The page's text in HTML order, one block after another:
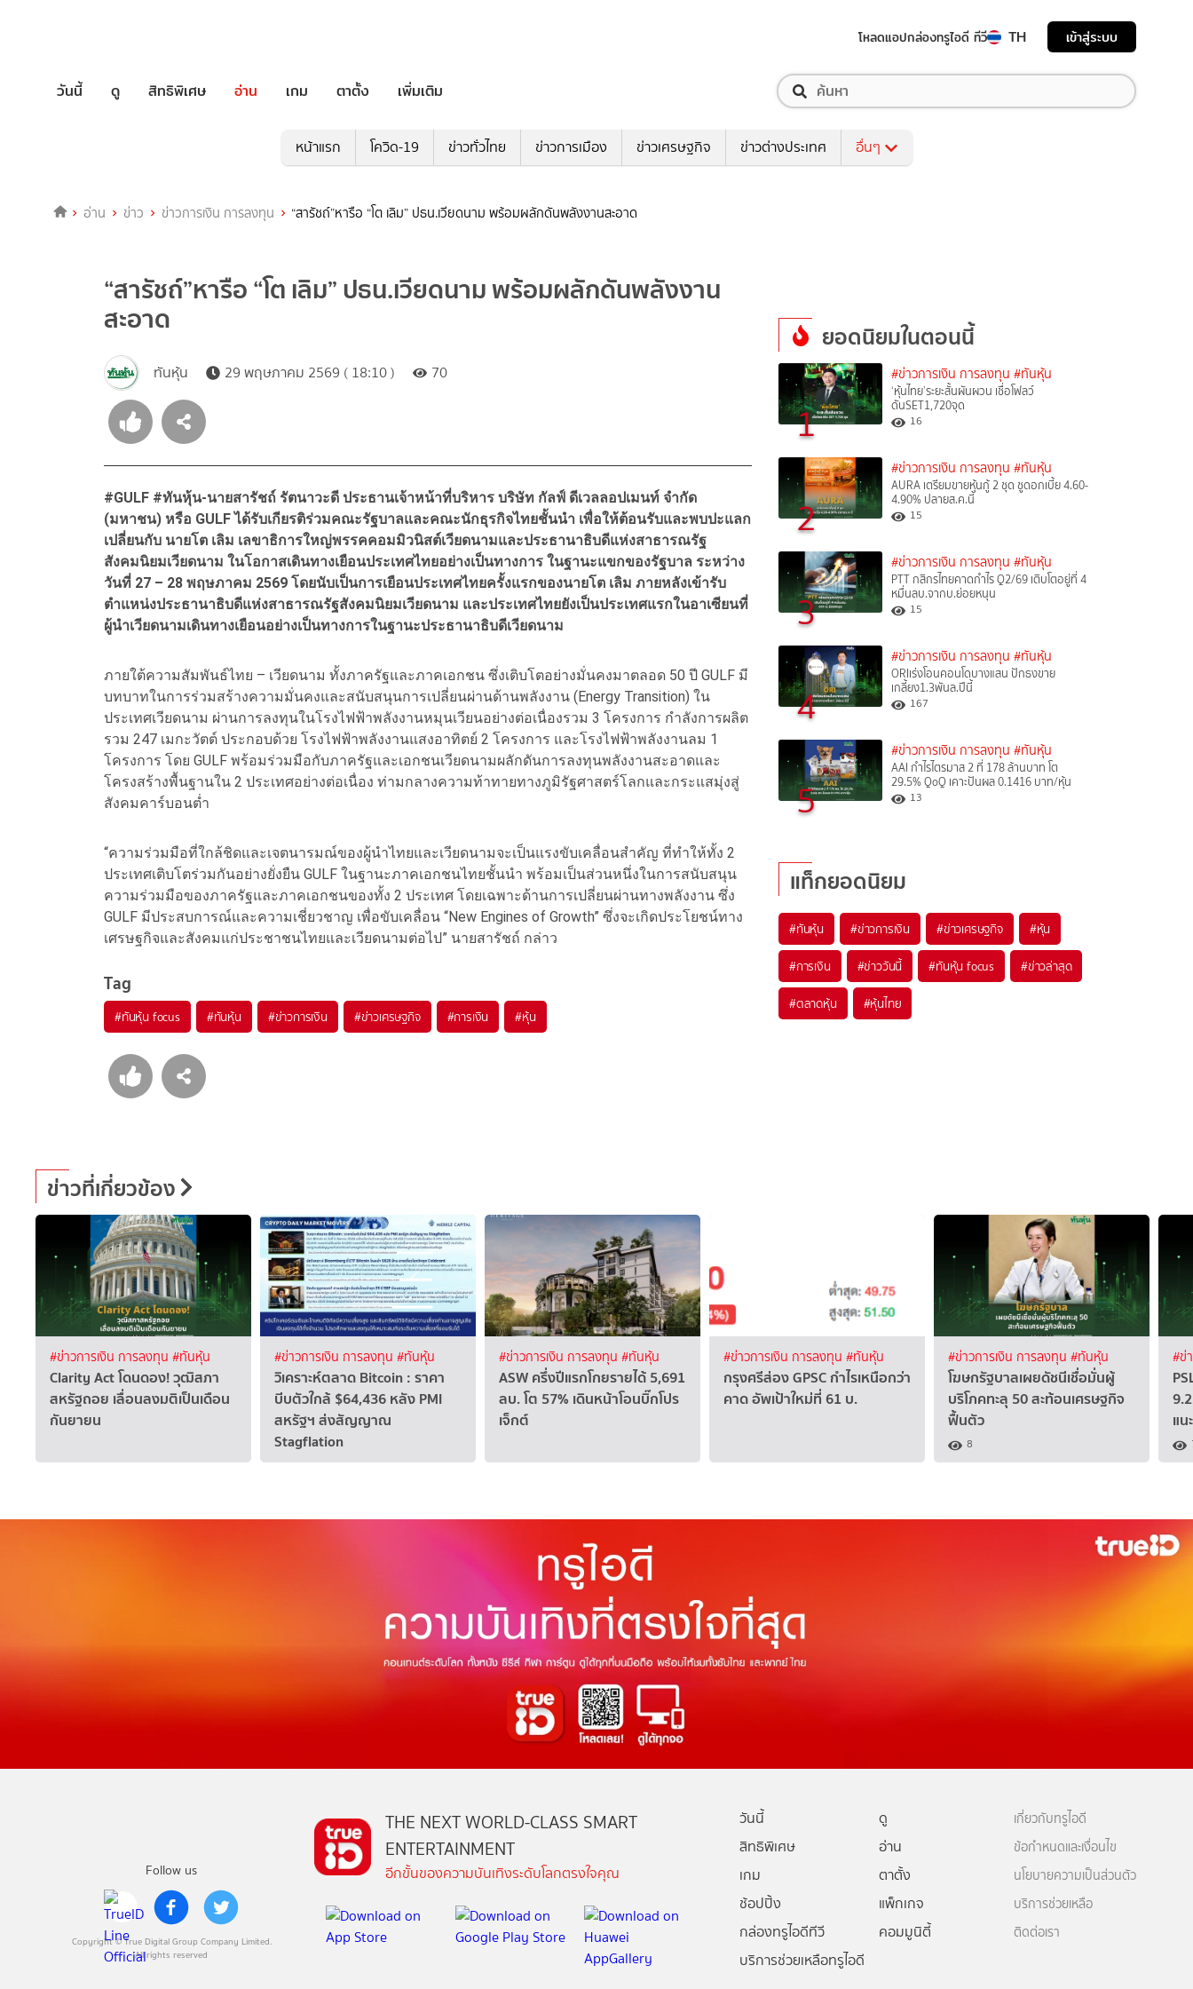
โหลดแอปกล่องทรูไอดี ทีวี TH เข้าสู่ระบบ
วันนี้ ดู สิทธิพิเศษ อ่าน เกม ตาตั้ง เพิ่มเติม
หน้าแรก โควิด-19 ข่าวทั่วไทย ข่าวการเมือง ข่าวเศรษฐกิจ ข่าวต่างประเทศ อื่นๆ
อ่าน ข่าว ข่าวการเงิน การลงทุน “สารัชถ์”หารือ “โต เลิม” ปธน.เวียดนาม พร้อมผลักดันพลังงานสะอาด
“สารัชถ์”หารือ “โต เลิม” ปธน.เวียดนาม พร้อมผลักดันพลังงาน
สะอาด
ทันหุ้น 29 พฤษภาคม 2569 ( 18:10 ) 70
#GULF #ทันหุ้น-นายสารัชถ์ รัตนาวะดี ประธานเจ้าหน้าที่บริหาร บริษัท กัลฟ์ ดีเวลลอปเมนท์ จำกัด
(มหาชน) หรือ GULF ได้รับเกียรติร่วมคณะรัฐบาลและคณะนักธุรกิจไทยชั้นนำ เพื่อให้ต้อนรับและพบปะแลก
เปลี่ยนกับ นายโต เลิม เลขาธิการใหญ่พรรคคอมมิวนิสต์เวียดนามและประธานาธิบดีแห่งสาธารณรัฐ
สังคมนิยมเวียดนาม ในโอกาสเดินทางเยือนประเทศไทยอย่างเป็นทางการ ในฐานะแขกของรัฐบาล ระหว่าง
วันที่ 27 – 28 พฤษภาคม 2569 โดยนับเป็นการเยือนประเทศไทยครั้งแรกของนายโต เลิม ภายหลังเข้ารับ
ตำแหน่งประธานาธิบดีแห่งสาธารณรัฐสังคมนิยมเวียดนาม และประเทศไทยยังเป็นประเทศแรกในอาเซียนที่
ผู้นำเวียดนามเดินทางเยือนอย่างเป็นทางการในฐานะประธานาธิบดีเวียดนาม
ภายใต้ความสัมพันธ์ไทย – เวียดนาม ทั้งภาครัฐและภาคเอกชน ซึ่งเติบโตอย่างมั่นคงมาตลอด 50 ปี GULF มี
บทบาทในการร่วมสร้างความมั่นคงและสนับสนุนการเปลี่ยนผ่านด้านพลังงาน (Energy Transition) ใน
ประเทศเวียดนาม ผ่านการลงทุนในโรงไฟฟ้าพลังงานหมุนเวียนอย่างต่อเนื่องรวม 3 โครงการ กำลังการผลิต
รวม 247 เมกะวัตต์ ประกอบด้วย โรงไฟฟ้าพลังงานแสงอาทิตย์ 2 โครงการ และโรงไฟฟ้าพลังงานลม 1
โครงการ โดย GULF พร้อมร่วมมือกับภาครัฐและเอกชนเวียดนามผลักดันการลงทุนพลังงานสะอาดและ
โครงสร้างพื้นฐานใน 2 ประเทศอย่างต่อเนื่อง ท่ามกลางความท้าทายทางภูมิรัฐศาสตร์โลกและกระแสมุ่งสู่
สังคมคาร์บอนต่ำ
“ความร่วมมือที่ใกล้ชิดและเจตนารมณ์ของผู้นำไทยและเวียดนามจะเป็นแรงขับเคลื่อนสำคัญ ที่ทำให้ทั้ง 2
ประเทศเติบโตร่วมกันอย่างยั่งยืน GULF ในฐานะภาคเอกชนไทยชั้นนำ พร้อมเป็นส่วนหนึ่งในการสนับสนุน
ความร่วมมือของภาครัฐและภาคเอกชนของทั้ง 2 ประเทศ โดยเฉพาะด้านการเปลี่ยนผ่านทางพลังงาน ซึ่ง
GULF มีประสบการณ์และความเชี่ยวชาญ เพื่อขับเคลื่อน “New Engines of Growth” ซึ่งจะเกิดประโยชน์ทาง
เศรษฐกิจและสังคมแก่ประชาชนไทยและเวียดนามต่อไป” นายสารัชถ์ กล่าว
Tag
#ทันหุ้น focus #ทันหุ้น #ข่าวการเงิน #ข่าวเศรษฐกิจ #การเงิน #หุ้น
ยอดนิยมในตอนนี้
1
#ข่าวการเงิน การลงทุน #ทันหุ้น
‘หุ้นไทย’ระยะสั้นผันผวน เชื่อโฟลว์
ดันSET1,720จุด
16
2
#ข่าวการเงิน การลงทุน #ทันหุ้น
AURA เตรียมขายหุ้นกู้ 2 ชุด ชูดอกเบี้ย 4.60-
4.90% ปลายส.ค.นี้
15
3
#ข่าวการเงิน การลงทุน #ทันหุ้น
PTT กสิกรไทยคาดกำไร Q2/69 เติบโตอยู่ที่ 4
หมื่นลบ.จากบ.ย่อยหนุน
15
4
#ข่าวการเงิน การลงทุน #ทันหุ้น
ORIเร่งโอนคอนโดบางแสน ปักธงขาย
เกลี้ยง1.3พันล.ปีนี้
167
5
#ข่าวการเงิน การลงทุน #ทันหุ้น
AAI กำไรไตรมาส 2 ที่ 178 ล้านบาท โต
29.5% QoQ เคาะปันผล 0.1416 บาท/หุ้น
13
แท็กยอดนิยม
#ทันหุ้น #ข่าวการเงิน #ข่าวเศรษฐกิจ #หุ้น
#การเงิน #ข่าววันนี้ #ทันหุ้น focus #ข่าวล่าสุด
#ตลาดหุ้น #หุ้นไทย
ข่าวที่เกี่ยวข้อง
#ข่าวการเงิน การลงทุน #ทันหุ้น
Clarity Act โดนดอง! วุฒิสภา
สหรัฐถอย เลื่อนลงมติเป็นเดือน
กันยายน
#ข่าวการเงิน การลงทุน #ทันหุ้น
วิเคราะห์ตลาด Bitcoin : ราคา
บีบตัวใกล้ $64,436 หลัง PMI
สหรัฐฯ ส่งสัญญาณ
Stagflation
#ข่าวการเงิน การลงทุน #ทันหุ้น
ASW ครึ่งปีแรกโกยรายได้ 5,691
ลบ. โต 57% เดินหน้าโอนบิ๊กโปร
เจ็กต์
#ข่าวการเงิน การลงทุน #ทันหุ้น
กรุงศรีส่อง GPSC กำไรเหนือกว่า
คาด อัพเป้าใหม่ที่ 61 บ.
#ข่าวการเงิน การลงทุน #ทันหุ้น
โฆษกรัฐบาลเผยดัชนีเชื่อมั่นผู้
บริโภคทะลุ 50 สะท้อนเศรษฐกิจ
ฟื้นตัว
8
#ข่
แน
Follow us
Copyright © True Digital Group Company Limited.
All rights reserved
THE NEXT WORLD-CLASS SMART
ENTERTAINMENT
อีกขั้นของความบันเทิงระดับโลกตรงใจคุณ
วันนี้
ดู
สิทธิพิเศษ
อ่าน
เกม
ตาตั้ง
ช้อปปิ้ง
แพ็กเกจ
กล่องทรูไอดีทีวี
คอมมูนิตี้
บริการช่วยเหลือทรูไอดี
เกี่ยวกับทรูไอดี
ข้อกำหนดและเงื่อนไข
นโยบายความเป็นส่วนตัว
บริการช่วยเหลือ
ติดต่อเรา